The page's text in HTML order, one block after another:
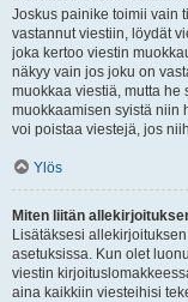
Joskus painike toimii vain
vastannut viestiin, löydät
joka kertoo viestin
näkyy vain jos joku on
muokkaa viestiä, mutta he
muokkaamisen syistä niin
voi poistaa viestejä, jos
Ylös
Miten liitän
Lisätäksesi
asetuksissa. Kun olet
viestin
aina kaikkiin viesteihisi